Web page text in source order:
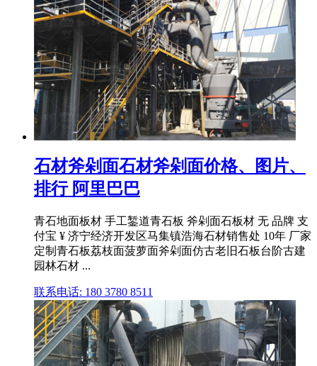
石材斧剁面石材斧剁面价格、图片、
排行 阿里巴巴
青石地面板材 手工錾道青石板 斧剁面石板材 无 品牌 支
付宝 ¥ 济宁经济开发区马集镇浩海石材销售处 10年 厂家
定制青石板荔枝面菠萝面斧剁面仿古老旧石板台阶古建
园林石材 ...
联系电话: 180 3780 8511